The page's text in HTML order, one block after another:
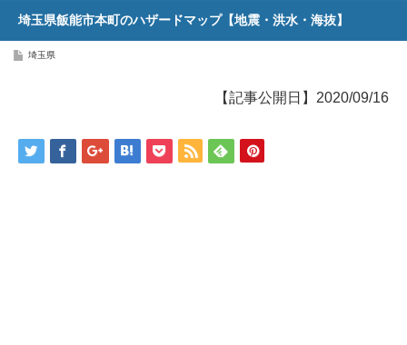
埼玉県飯能市本町のハザードマップ【地震・洪水・海抜】
埼玉県
【記事公開日】2020/09/16